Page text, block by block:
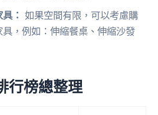
： 如果空間有限，可以考慮購
具，例如：伸縮餐桌、伸縮沙發
行榜總整理